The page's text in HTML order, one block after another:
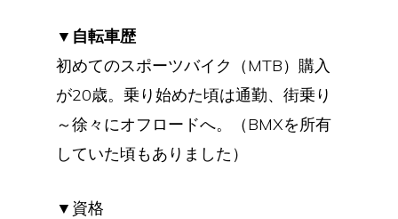
▼自転車歴
初めてのスポーツバイク（MTB）購入
が20歳。乗り始めた頃は通勤、街乗り
～徐々にオフロードへ。（BMXを所有
していた頃もありました）
▼ 資格